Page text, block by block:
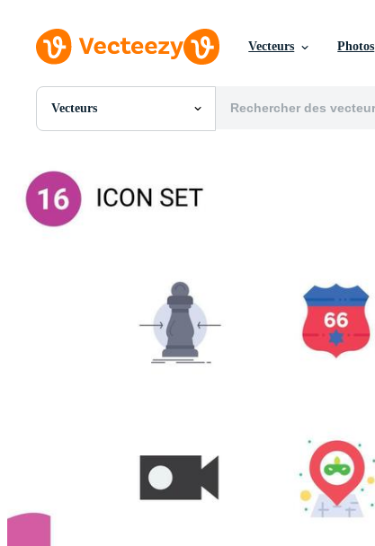
Vecteurs Photos
Vecteurs
Toutes Images
PSDs
SVGs
Images Éditoriales
Événements Éditoriaux